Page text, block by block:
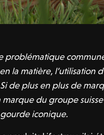
problématique
la matière, l’utilisation
de plus en plus de
du groupe
iconique.